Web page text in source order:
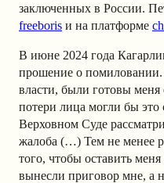
заключенных в России.
freeboris и на платформе
В июне 2024 года
прошение о
власти, были готовы меня
потери лица могли бы это
Верховном Суде
жалоба (…) Тем не менее
того, чтобы оставить
вынесли приговор мне, а